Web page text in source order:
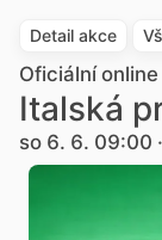
Detail akce
Oficiální
Italská
so 6. 6. 09:00